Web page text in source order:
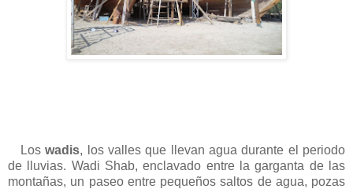
Loswadis, los valles que llevan agua durante el periodo
de lluvias. Wadi Shab, enclavado entre la garganta de las
montañas, un paseo entre pequeños saltos de agua, pozas